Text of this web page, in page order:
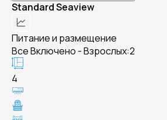
Standard Seaview
Питание и размещение
Все Включено - Взрослых:2
4